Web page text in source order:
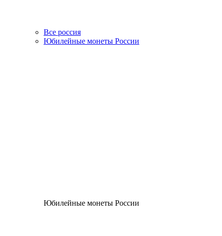
Все россия
Юбилейные монеты России
Юбилейные монеты России